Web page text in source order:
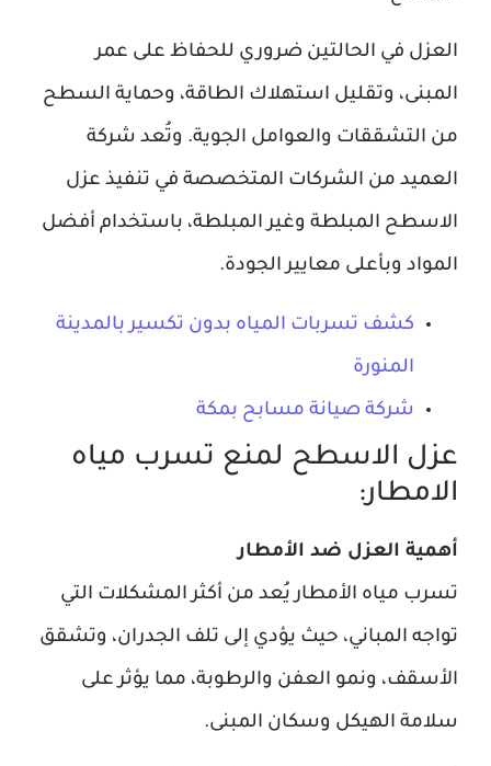
العزل في الحالتين ضروري للحفاظ على عمر
المبنى، وتقليل استهلاك الطاقة، وحماية السطح
من التشققات والعوامل الجوية. وتُعد شركة
العميد من الشركات المتخصصة في تنفيذ عزل
الاسطح المبلطة وغير المبلطة، باستخدام أفضل
المواد وبأعلى معايير الجودة.
كشف تسربات المياه بدون تكسير بالمدينة
المنورة
شركة صيانة مسابح بمكة
عزل الاسطح لمنع تسرب مياه
الامطار:
أهمية العزل ضد الأمطار
تسرب مياه الأمطار يُعد من أكثر المشكلات التي
تواجه المباني، حيث يؤدي إلى تلف الجدران، وتشقق
الأسقف، ونمو العفن والرطوبة، مما يؤثر على
سلامة الهيكل وسكان المبنى.